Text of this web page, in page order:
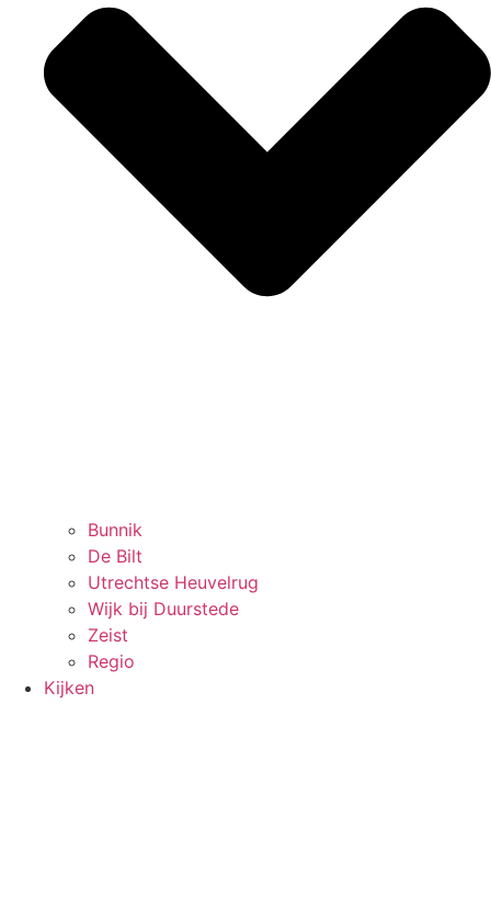
Bunnik
De Bilt
Utrechtse Heuvelrug
Wijk bij Duurstede
Zeist
Regio
Kijken